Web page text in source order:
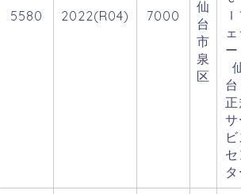
5580 2022(R04) 7000
仙
台
市
泉
区